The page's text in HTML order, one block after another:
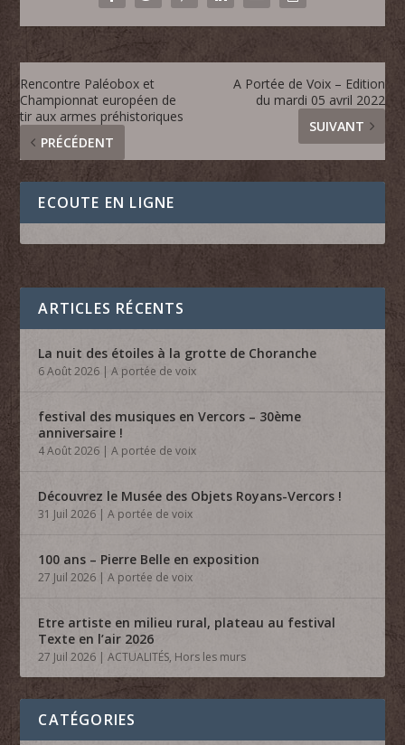
Rencontre Paléobox et
Championnat européen de
tir aux armes préhistoriques
PRÉCÉDENT
A Portée de Voix – Edition
du mardi 05 avril 2022
SUIVANT
ECOUTE EN LIGNE
ARTICLES RÉCENTS
La nuit des étoiles à la grotte de Choranche
6 Août 2026 |A portée de voix
festival des musiques en Vercors – 30ème
anniversaire !
4 Août 2026 |A portée de voix
Découvrez le Musée des Objets Royans-Vercors !
31 Juil 2026 |A portée de voix
100 ans – Pierre Belle en exposition
27 Juil 2026 |A portée de voix
Etre artiste en milieu rural, plateau au festival
Texte en l’air 2026
27 Juil 2026 |ACTUALITÉS, Hors les murs
CATÉGORIES